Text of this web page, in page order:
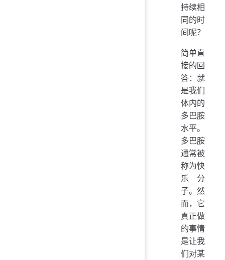
持续相
同的时
间呢？
简单直
接的回
答：就
是我们
体内的
多巴胺
水平。
多巴胺
通常被
称为快
乐分
子。然
而，它
真正做
的事情
是让我
们对某